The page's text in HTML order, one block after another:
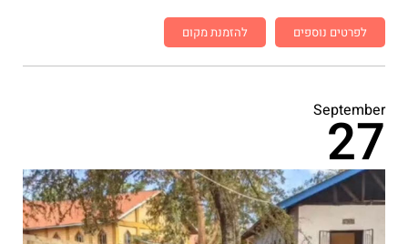
לפרטים נוספים להזמנת מקום
September
27